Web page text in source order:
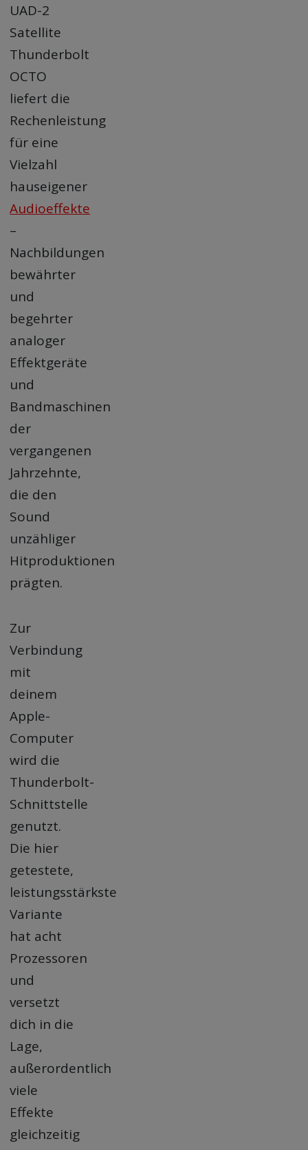
UAD-2
Satellite
Thunderbolt
OCTO
liefert die
Rechenleistung
für eine
Vielzahl
hauseigener
Audioeffekte
–
Nachbildungen
bewährter
und
begehrter
analoger
Effektgeräte
und
Bandmaschinen
der
vergangenen
Jahrzehnte,
die den
Sound
unzähliger
Hitproduktionen
prägten.
Zur
Verbindung
mit
deinem
Apple-
Computer
wird die
Thunderbolt-
Schnittstelle
genutzt.
Die hier
getestete,
leistungsstärkste
Variante
hat acht
Prozessoren
und
versetzt
dich in die
Lage,
außerordentlich
viele
Effekte
gleichzeitig